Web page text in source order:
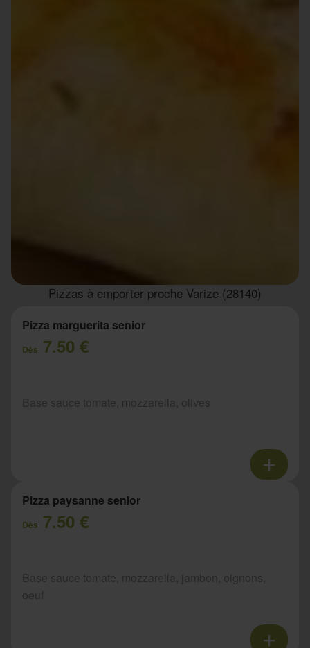
Pizzas à emporter proche Varize (28140)
Pizza marguerita senior
Dès 7.50 €
Pizza paysanne senior
Dès 7.50 €